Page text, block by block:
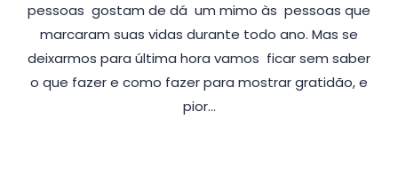
pessoas gostam de dá um mimo às pessoas que
marcaram suas vidas durante todo ano. Mas se
deixarmos para última hora vamos ficar sem saber
o que fazer e como fazer para mostrar gratidão, e
pior…